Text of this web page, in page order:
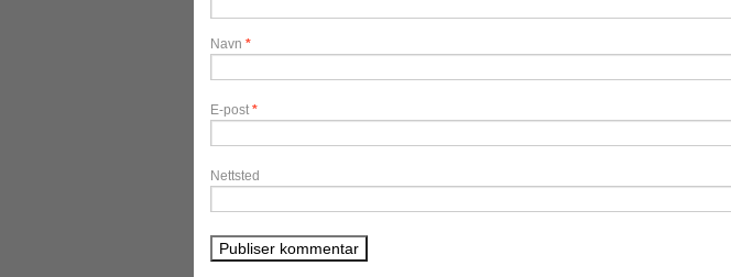
Navn *
E-post *
Nettsted